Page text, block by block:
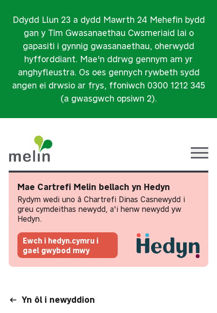
Ddydd Llun 23 a dydd Mawrth 24 Mehefin bydd
gan y Tîm Gwasanaethau Cwsmeriaid lai o
gapasiti i gynnig gwasanaethau, oherwydd
hyfforddiant. Mae'n ddrwg gennym am yr
anghyfleustra. Os oes gennych rywbeth sydd
angen ei drwsio ar frys, ffoniwch 0300 1212 345
(a gwasgwch opsiwn 2).
Mae Cartrefi Melin bellach yn Hedyn
Rydym wedi uno â Chartrefi Dinas Casnewydd i
greu cymdeithas newydd, a'i henw newydd yw
Hedyn.
Ewch i hedyn.cymru i
gael gwybod mwy
Yn ôl i newyddion